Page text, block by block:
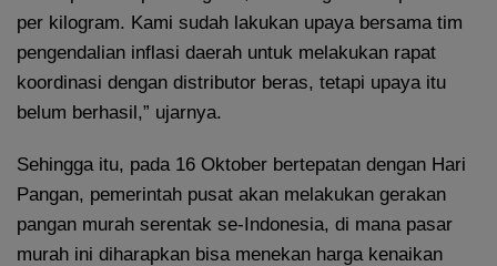
per kilogram. Kami sudah lakukan upaya bersama tim
pengendalian inflasi daerah untuk melakukan rapat
koordinasi dengan distributor beras, tetapi upaya itu
belum berhasil,” ujarnya.
Sehingga itu, pada 16 Oktober bertepatan dengan Hari
Pangan, pemerintah pusat akan melakukan gerakan
pangan murah serentak se-Indonesia, di mana pasar
murah ini diharapkan bisa menekan harga kenaikan